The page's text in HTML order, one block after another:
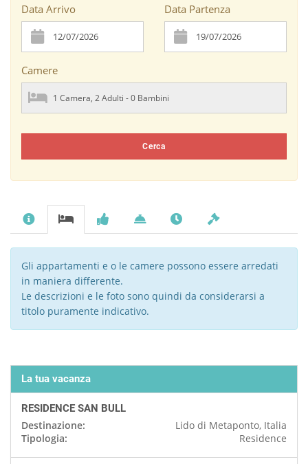
Data Arrivo Data Partenza
Camere
Cerca
Gli appartamenti e o le camere possono essere arredati
in maniera differente.
Le descrizioni e le foto sono quindi da considerarsi a
titolo puramente indicativo.
La tua vacanza
RESIDENCE SAN BULL
Destinazione:
Lido di Metaponto, Italia
Tipologia:
Residence